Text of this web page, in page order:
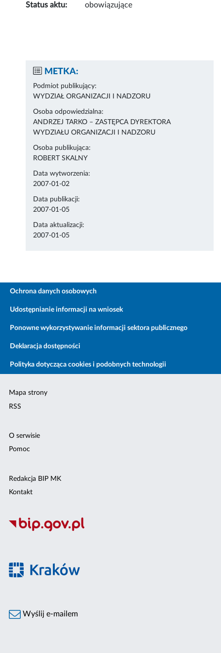
Status aktu: obowiązujące
METKA:
Podmiot publikujący:
WYDZIAŁ ORGANIZACJI I NADZORU
Osoba odpowiedzialna:
ANDRZEJ TARKO – ZASTĘPCA DYREKTORA
WYDZIAŁU ORGANIZACJI I NADZORU
Osoba publikująca:
ROBERT SKALNY
Data wytworzenia:
2007-01-02
Data publikacji:
2007-01-05
Data aktualizacji:
2007-01-05
Ochrona danych osobowych
Udostępnianie informacji na wniosek
Ponowne wykorzystywanie informacji sektora publicznego
Deklaracja dostępności
Polityka dotycząca cookies i podobnych technologii
Mapa strony
RSS
O serwisie
Pomoc
Redakcja BIP MK
Kontakt
Wyślij e-mailem